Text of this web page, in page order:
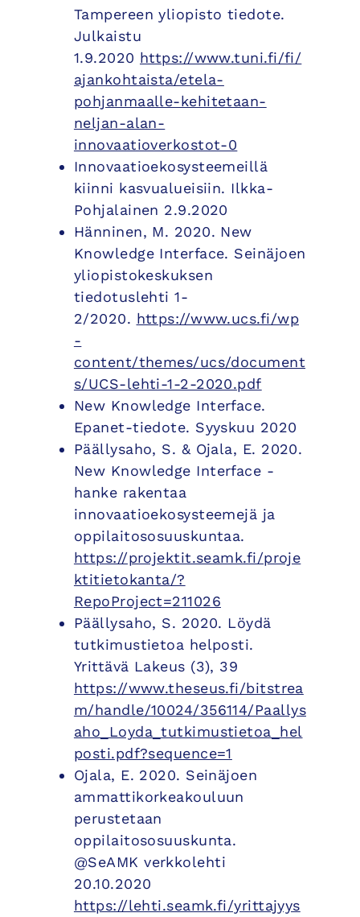
Tampereen yliopisto tiedote.
Julkaistu
1.9.2020 https://www.tuni.fi/fi/
ajankohtaista/etela-
pohjanmaalle-kehitetaan-
neljan-alan-
innovaatioverkostot-0
Innovaatioekosysteemeillä
kiinni kasvualueisiin. Ilkka-
Pohjalainen 2.9.2020
Hänninen, M. 2020. New
Knowledge Interface. Seinäjoen
yliopistokeskuksen
tiedotuslehti 1-
2/2020. https://www.ucs.fi/wp
-
content/themes/ucs/document
s/UCS-lehti-1-2-2020.pdf
New Knowledge Interface.
Epanet-tiedote. Syyskuu 2020
Päällysaho, S. & Ojala, E. 2020.
New Knowledge Interface -
hanke rakentaa
innovaatioekosysteemejä ja
oppilaitososuuskuntaa.
https://projektit.seamk.fi/proje
ktitietokanta/?
RepoProject=211026
Päällysaho, S. 2020. Löydä
tutkimustietoa helposti.
Yrittävä Lakeus (3), 39
https://www.theseus.fi/bitstrea
m/handle/10024/356114/Paallys
aho_Loyda_tutkimustietoa_hel
posti.pdf?sequence=1
Ojala, E. 2020. Seinäjoen
ammattikorkeakouluun
perustetaan
oppilaitososuuskunta.
@SeAMK verkkolehti
20.10.2020
https://lehti.seamk.fi/yrittajyys